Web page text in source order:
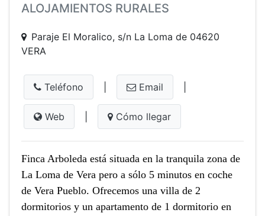
ALOJAMIENTOS RURALES
Paraje El Moralico, s/n La Loma de 04620
VERA
Teléfono Email
Web Cómo llegar
Finca Arboleda está situada en la tranquila zona de
La Loma de Vera pero a sólo 5 minutos en coche
de Vera Pueblo. Ofrecemos una villa de 2
dormitorios y un apartamento de 1 dormitorio en